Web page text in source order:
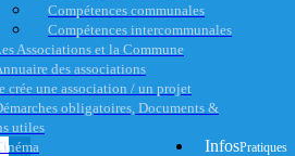
Compétences communales
Compétences intercommunales
Associations et la Commune
des associations
crée une association / un projet
obligatoires, Documents &
utiles
InfosPratiques